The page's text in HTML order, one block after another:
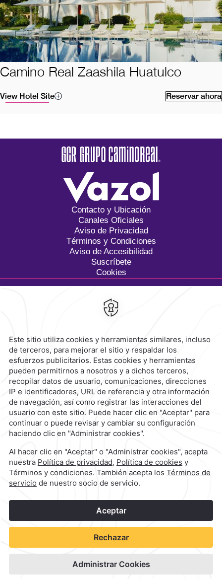
Camino Real Zaashila Huatulco
Reservar ahora
View Hotel Site
Contacto y Ubicación
Canales Oficiales
Aviso de Privacidad
Términos y Condiciones
Aviso de Accesibilidad
Suscríbete
Cookies
Calzada General Mariano
Escobedo 700,Anzures,
Reservaciones|800 901 2300
contacto@caminoreal.com
reservaciones@caminoreal.com
©2026 Grupo Camino Real
1